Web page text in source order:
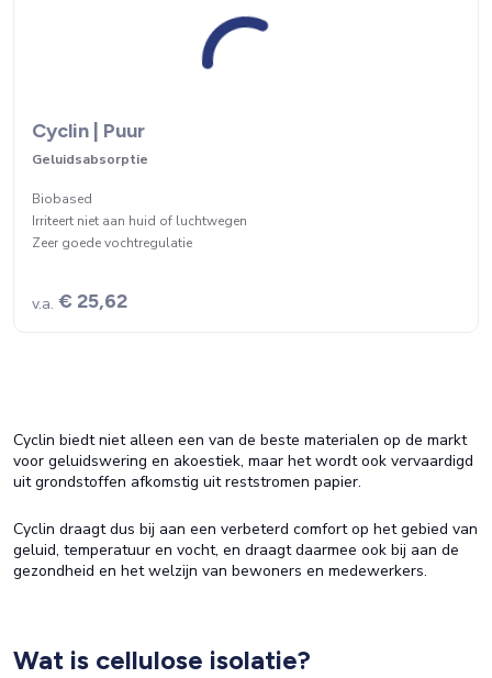
Cyclin | Puur
Geluidsabsorptie
Biobased
Irriteert niet aan huid of luchtwegen
Zeer goede vochtregulatie
v.a. € 25,62
Cyclin biedt niet alleen een van de beste materialen op de markt
voor geluidswering en akoestiek, maar het wordt ook vervaardigd
uit grondstoffen afkomstig uit reststromen papier.
Cyclin draagt dus bij aan een verbeterd comfort op het gebied van
geluid, temperatuur en vocht, en draagt daarmee ook bij aan de
gezondheid en het welzijn van bewoners en medewerkers.
Wat is cellulose isolatie?